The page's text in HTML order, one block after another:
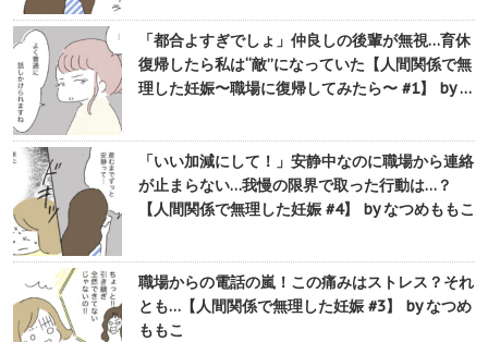
「都合よすぎでしょ」仲良しの後輩が無視…育休
復帰したら私は“敵”になっていた【人間関係で無
理した妊娠〜職場に復帰してみたら〜 #1】 by …
「いい加減にして！」安静中なのに職場から連絡
が止まらない…我慢の限界で取った行動は…？
【人間関係で無理した妊娠 #4】 by なつめももこ
職場からの電話の嵐！この痛みはストレス？それ
とも…【人間関係で無理した妊娠 #3】 by なつめ
ももこ